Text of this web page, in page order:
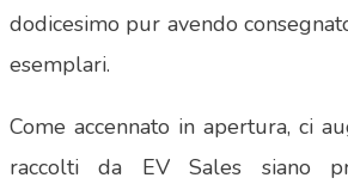
dodicesimo pur avendo
esemplari.
Come accennato in apertura, ci
raccolti da EV Sales siano